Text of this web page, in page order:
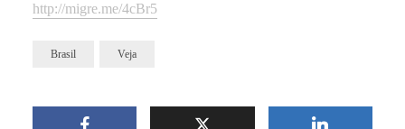
http://migre.me/4cBr5
Brasil Veja